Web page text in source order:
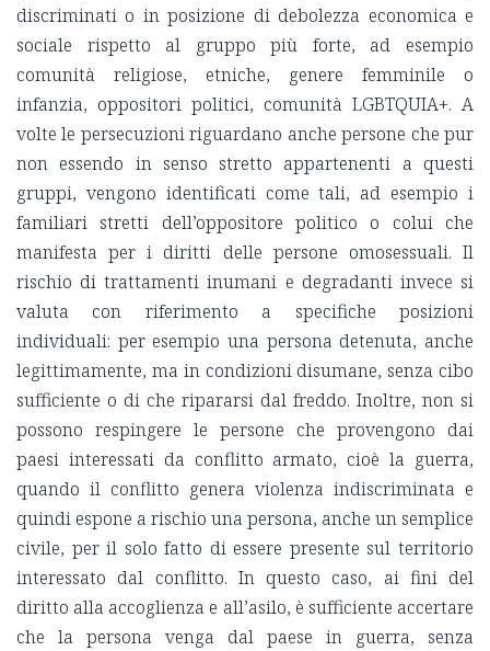
discriminati o in posizione di debolezza economica e
sociale rispetto al gruppo più forte, ad esempio
comunità religiose, etniche, genere femminile o
infanzia, oppositori politici, comunità LGBTQUIA+. A
volte le persecuzioni riguardano anche persone che pur
non essendo in senso stretto appartenenti a questi
gruppi, vengono identificati come tali, ad esempio i
familiari stretti dell’oppositore politico o colui che
manifesta per i diritti delle persone omosessuali. Il
rischio di trattamenti inumani e degradanti invece si
valuta con riferimento a specifiche posizioni
individuali: per esempio una persona detenuta, anche
legittimamente, ma in condizioni disumane, senza cibo
sufficiente o di che ripararsi dal freddo. Inoltre, non si
possono respingere le persone che provengono dai
paesi interessati da conflitto armato, cioè la guerra,
quando il conflitto genera violenza indiscriminata e
quindi espone a rischio una persona, anche un semplice
civile, per il solo fatto di essere presente sul territorio
interessato dal conflitto. In questo caso, ai fini del
diritto alla accoglienza e all’asilo, è sufficiente accertare
che la persona venga dal paese in guerra, senza